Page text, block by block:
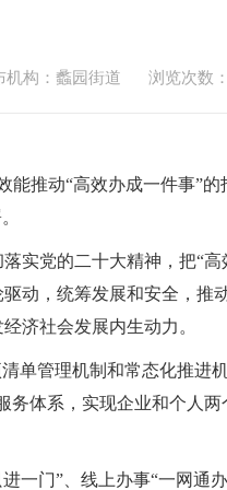
机构：蠡园街道 浏览次数
推动“高效办成一件事”
实党的二十大精神，把“高
动，统筹发展和安全，推
济社会发展内生动力。
单管理机制和常态化推进
体系，实现企业和个人
一门”、线上办事“一网通